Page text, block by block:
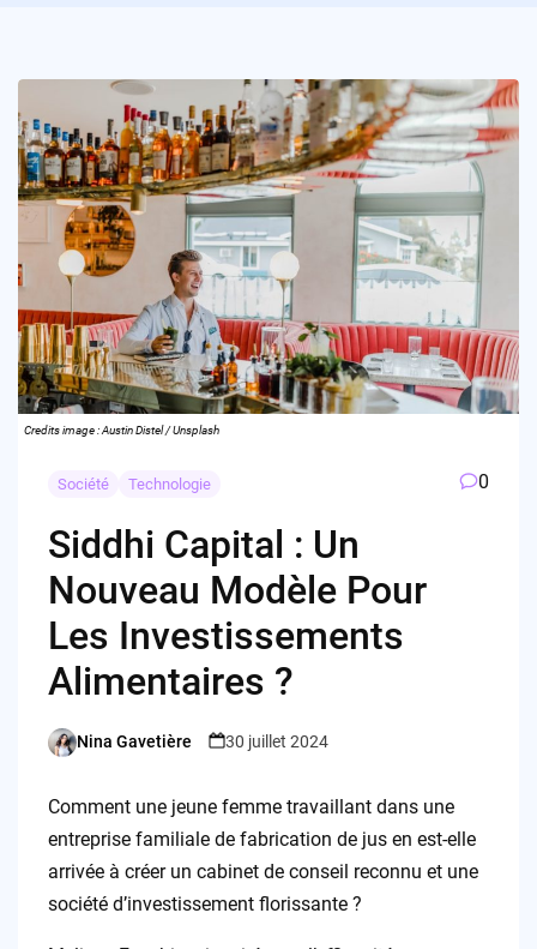
Credits image : Austin Distel / Unsplash
Société Technologie 0
Siddhi Capital : Un
Nouveau Modèle Pour
Les Investissements
Alimentaires ?
Posted
Nina Gavetière 30 juillet 2024
Comment une jeune femme travaillant dans une
entreprise familiale de fabrication de jus en est-elle
arrivée à créer un cabinet de conseil reconnu et une
société d’investissement florissante ?